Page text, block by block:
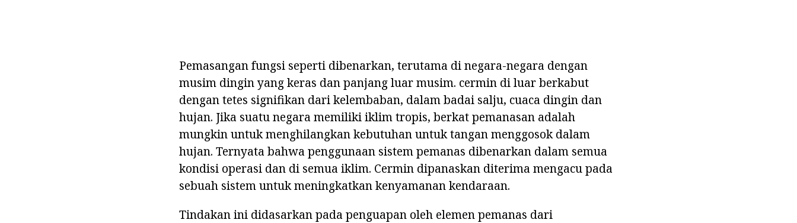
Pemasangan fungsi seperti dibenarkan, terutama di negara-negara dengan
musim dingin yang keras dan panjang luar musim. cermin di luar berkabut
dengan tetes signifikan dari kelembaban, dalam badai salju, cuaca dingin dan
hujan. Jika suatu negara memiliki iklim tropis, berkat pemanasan adalah
mungkin untuk menghilangkan kebutuhan untuk tangan menggosok dalam
hujan. Ternyata bahwa penggunaan sistem pemanas dibenarkan dalam semua
kondisi operasi dan di semua iklim. Cermin dipanaskan diterima mengacu pada
sebuah sistem untuk meningkatkan kenyamanan kendaraan.
Tindakan ini didasarkan pada penguapan oleh elemen pemanas dari